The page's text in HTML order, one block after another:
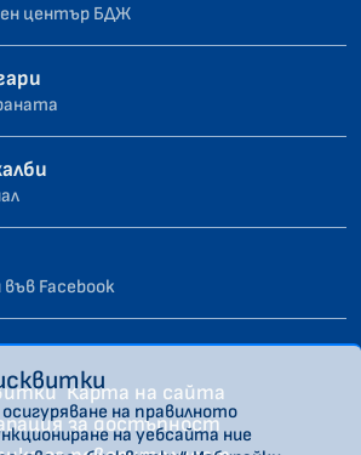
център БДЖ
Facebook
Карта на сайта
за достъпност
на правилното
на уебсайта ние